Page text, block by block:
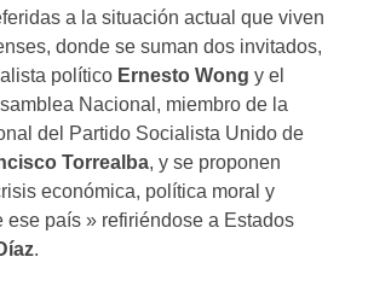
a la situación actual que viven
donde se suman dos invitados,
político Ernesto Wong y el
Nacional, miembro de la
del Partido Socialista Unido de
Torrealba, y se proponen
económica, política moral y
ese país » refiriéndose a Estados
.